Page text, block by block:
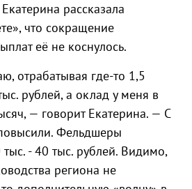
рассказала
что сокращение
её не коснулось.
отрабатывая где-то 1,5
рублей, а оклад у меня в
— говорит Екатерина. — С
Фельдшеры
тыс. - 40 тыс. рублей. Видимо,
региона не